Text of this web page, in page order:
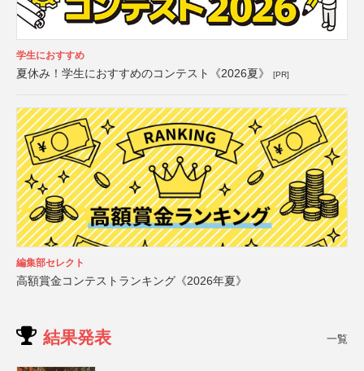
学生におすすめ
夏休み！学生におすすめのコンテスト《2026夏》 [PR]
編集部セレクト
高額賞金コンテストランキング《2026年夏》
結果発表 一覧